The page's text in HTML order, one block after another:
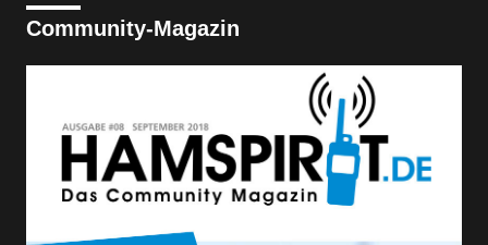
Community-Magazin